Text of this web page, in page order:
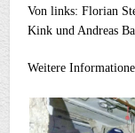
Von links: Florian
Kink und Andreas
Weitere